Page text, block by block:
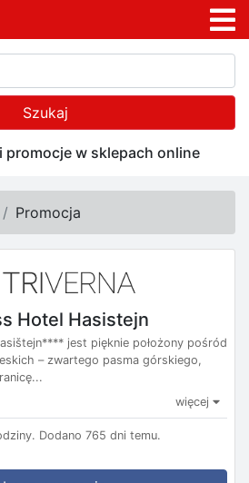
Szukaj
promocje w sklepach online
Promocja
Hotel Hasistejn
jest pięknie położony pośród
– zwartego pasma górskiego,
więcej
Dodano 765 dni temu.